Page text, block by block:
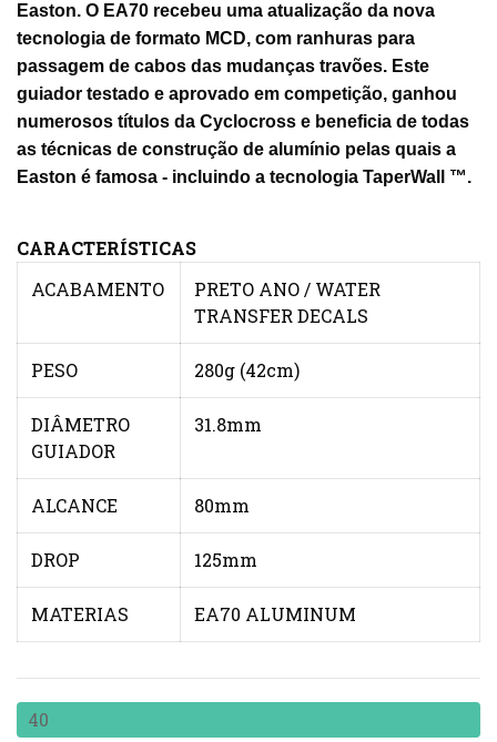
Easton. O EA70 recebeu uma atualização da nova
tecnologia de formato MCD, com ranhuras para
passagem de cabos das mudanças travões. Este
guiador testado e aprovado em competição, ganhou
numerosos títulos da Cyclocross e beneficia de todas
as técnicas de construção de alumínio pelas quais a
Easton é famosa - incluindo a tecnologia TaperWall ™.
CARACTERÍSTICAS
ACABAMENTO
PRETO ANO / WATER
TRANSFER DECALS
PESO 280g (42cm)
DIÂMETRO
GUIADOR
31.8mm
ALCANCE 80mm
DROP 125mm
MATERIAS EA70 ALUMINUM
40